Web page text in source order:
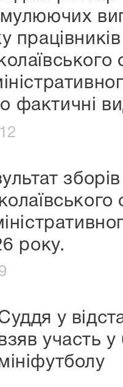
фактичні
року.
у
участь у